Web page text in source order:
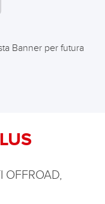
Banner per futura
OFFROAD,